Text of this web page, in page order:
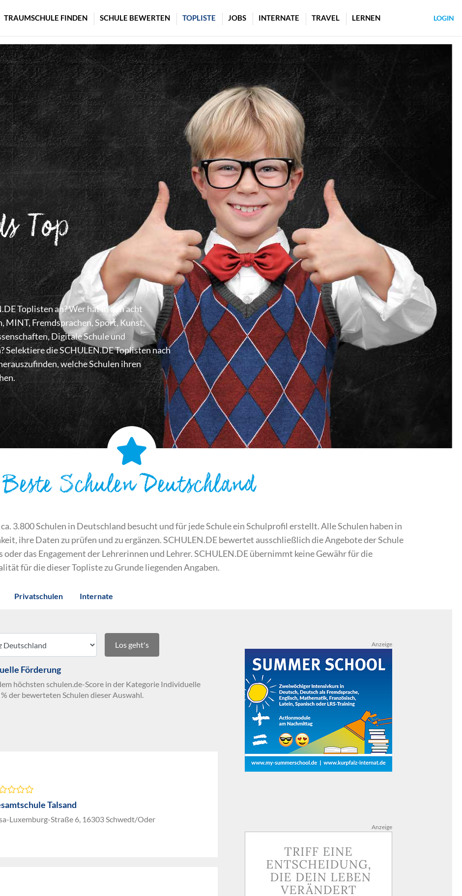
TRAUMSCHULE FINDEN SCHULE BEWERTEN TOPLISTE JOBS INTERNATE TRAVEL LERNEN LOGIN
Top
Toplisten an? Wer hat in den acht
MINT, Fremdsprachen, Sport, Kunst,
Digitale Schule und
Selektiere die SCHULEN.DE Toplisten nach
welche Schulen ihren
Beste Schulen Deutschland
3.800 Schulen in Deutschland besucht und für jede Schule ein Schulprofil erstellt. Alle Schulen haben in
ihre Daten zu prüfen und zu ergänzen. SCHULEN.DE bewertet ausschließlich die Angebote der Schule
das Engagement der Lehrerinnen und Lehrer. SCHULEN.DE übernimmt keine Gewähr für die
für die dieser Topliste zu Grunde liegenden Angaben.
Privatschulen Internate
Los geht's
Förderung
höchsten schulen.de-Score in der Kategorie Individuelle
der bewerteten Schulen dieser Auswahl.
Talsand
Luxemburg-Straße 6, 16303 Schwedt/Oder
Anzeige
Anzeige